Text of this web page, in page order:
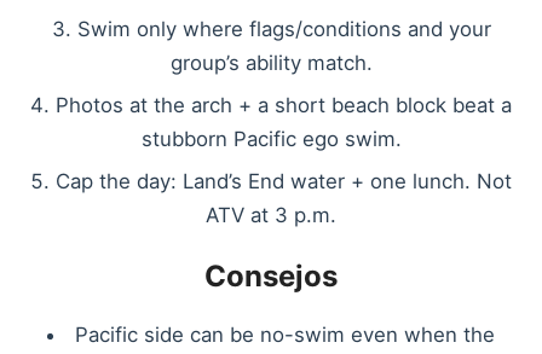
Swim only where flags/conditions and your
group’s ability match.
Photos at the arch + a short beach block beat a
stubborn Pacific ego swim.
Cap the day: Land’s End water + one lunch. Not
ATV at 3 p.m.
Consejos
Pacific side can be no-swim even when the